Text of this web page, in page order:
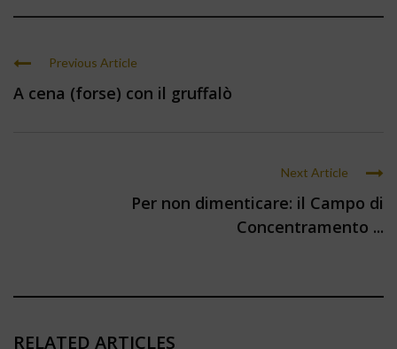
Previous Article
A cena (forse) con il gruffalò
Next Article
Per non dimenticare: il Campo di
Concentramento ...
RELATED ARTICLES